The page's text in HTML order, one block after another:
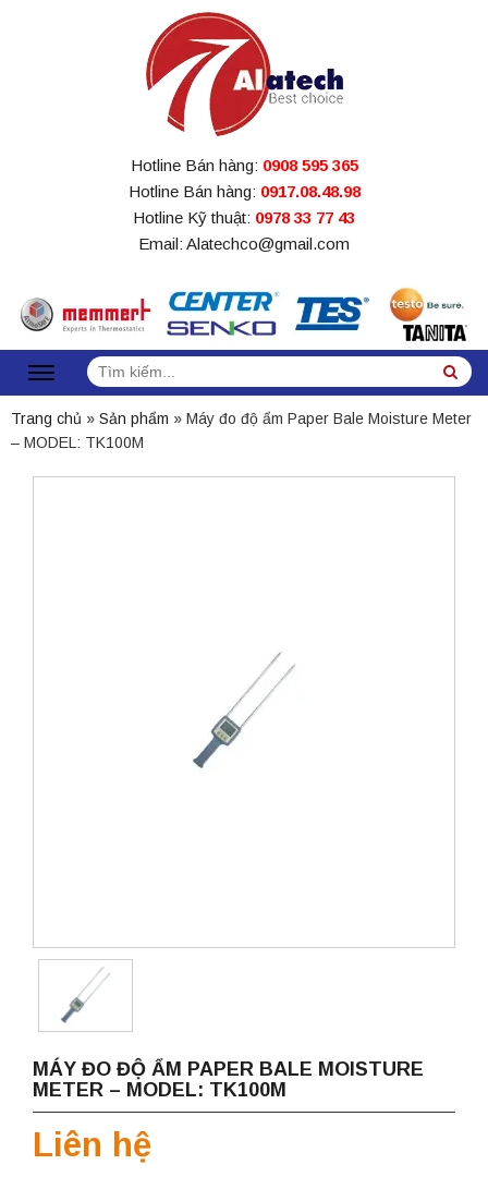
Hotline Bán hàng: 0908 595 365
Hotline Bán hàng: 0917.08.48.98
Hotline Kỹ thuật: 0978 33 77 43
Email: Alatechco@gmail.com
Tìm
kiếm:
Trang chủ » Sản phẩm » Máy đo độ ẩm Paper Bale Moisture Meter
– MODEL: TK100M
MÁY ĐO ĐỘ ẨM PAPER BALE MOISTURE
METER – MODEL: TK100M
Liên hệ